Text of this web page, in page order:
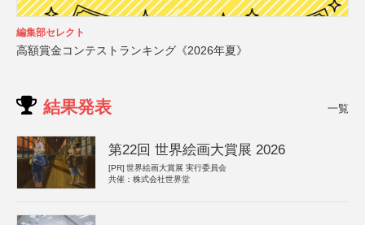
編集部セレクト
高額賞金コンテストランキング《2026年夏》
結果発表 一覧
第22回 世界絵画大賞展 2026
[PR] 世界絵画大賞展 実行委員会
共催：株式会社世界堂